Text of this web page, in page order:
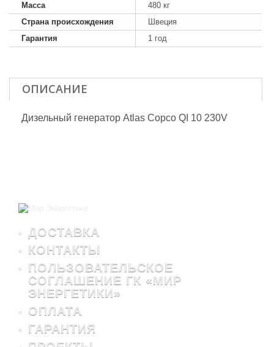
Масса
480 кг
Страна происхождения
Швеция
Гарантия
1 год
ОПИСАНИЕ
Дизельный генератор Atlas Copco QI 10 230V
ДОСТАВКА
КОНТАКТЫ
ПОЛЬЗОВАТЕЛЬСКОЕ
СОГЛАШЕНИЕ ГК «МИР
ЭНЕРГЕТИКИ»
ОПЛАТА
ГАРАНТИЯ